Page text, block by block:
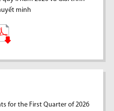
minh
for the First Quarter of 2026